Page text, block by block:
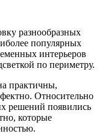
разнообразных
популярных
интерьеров
по периметру.
практичны,
Относительно
решений появились
которые